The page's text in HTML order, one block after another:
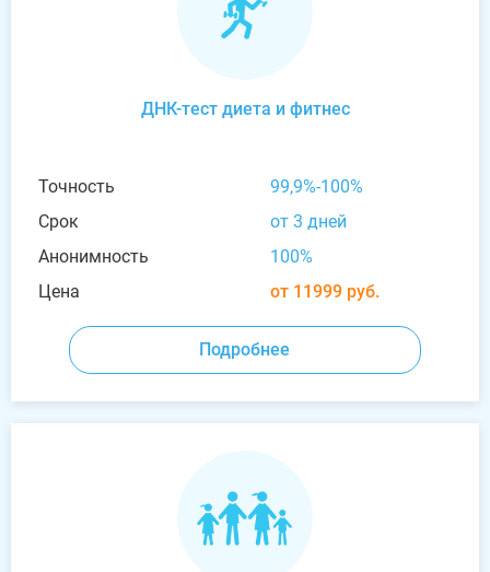
ДНК-тест диета и фитнес
Точность
99,9%-100%
Срок
от 3 дней
Анонимность
100%
Цена
от 11999 руб.
Подробнее